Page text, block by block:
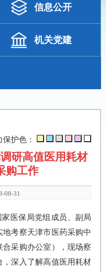
信息公开
机关党建
保护色：
研高值医用耗材
购工作
08-31
家医保局党组成员、副局
考察天津市医药采购中
采购办公室），现场察
深入了解高值医用耗材